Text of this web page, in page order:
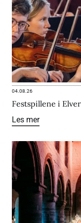
04.08.26
Festspillene i
Les mer